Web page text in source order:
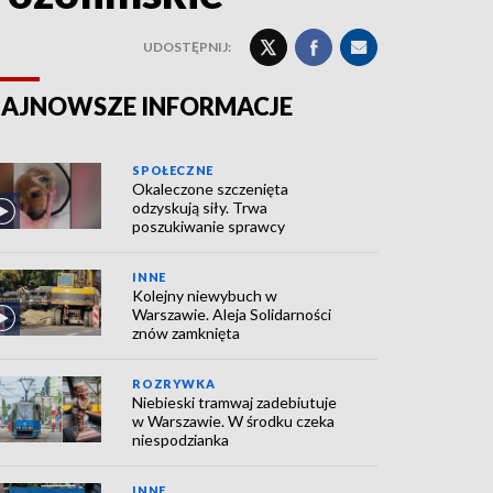
UDOSTĘPNIJ:
INFORMACJE
SPOŁECZNE
Okaleczone szczenięta
odzyskują siły. Trwa
poszukiwanie sprawcy
INNE
Kolejny niewybuch w
Warszawie. Aleja Solidarności
znów zamknięta
ROZRYWKA
Niebieski tramwaj zadebiutuje
w Warszawie. W środku czeka
niespodzianka